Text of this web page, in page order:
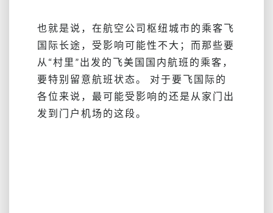
也就是说，在航空公司枢纽城市的乘客飞
国际长途，受影响可能性不大；而那些要
从“村里”出发的飞美国国内航班的乘客，
要特别留意航班状态。 对于要飞国际的
各位来说，最可能受影响的还是从家门出
发到门户机场的这段。